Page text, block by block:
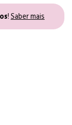
!Saber mais